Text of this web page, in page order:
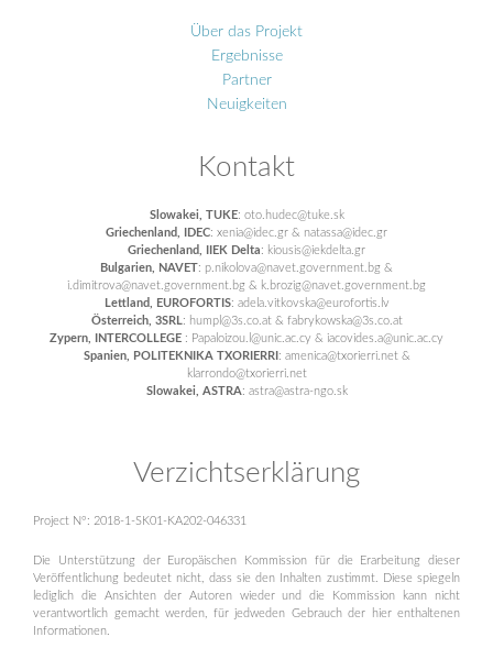
Über das Projekt
Ergebnisse
Partner
Neuigkeiten
Kontakt
Slowakei, TUKE: oto.hudec@tuke.sk
Griechenland, IDEC: xenia@idec.gr & natassa@idec.gr
Griechenland, IIEK Delta: kiousis@iekdelta.gr
Bulgarien, NAVET: p.nikolova@navet.government.bg &
i.dimitrova@navet.government.bg & k.brozig@navet.government.bg
Lettland, EUROFORTIS: adela.vitkovska@eurofortis.lv
Österreich, 3SRL: humpl@3s.co.at & fabrykowska@3s.co.at
Zypern, INTERCOLLEGE : Papaloizou.l@unic.ac.cy & iacovides.a@unic.ac.cy
Spanien, POLITEKNIKA TXORIERRI : amenica@txorierri.net &
klarrondo@txorierri.net
Slowakei, ASTRA: astra@astra-ngo.sk
Verzichtserklärung
Project N°: 2018-1-SK01-KA202-046331
Die Unterstützung der Europäischen Kommission für die Erarbeitung dieser
Veröffentlichung bedeutet nicht, dass sie den Inhalten zustimmt. Diese spiegeln
lediglich die Ansichten der Autoren wieder und die Kommission kann nicht
verantwortlich gemacht werden, für jedweden Gebrauch der hier enthaltenen
Informationen.